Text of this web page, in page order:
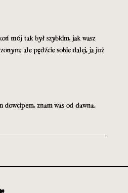
mój tak był szybkim, jak wasz
ale pędźcie sobie dalej, ja już
dowcipem, znam was od dawna.